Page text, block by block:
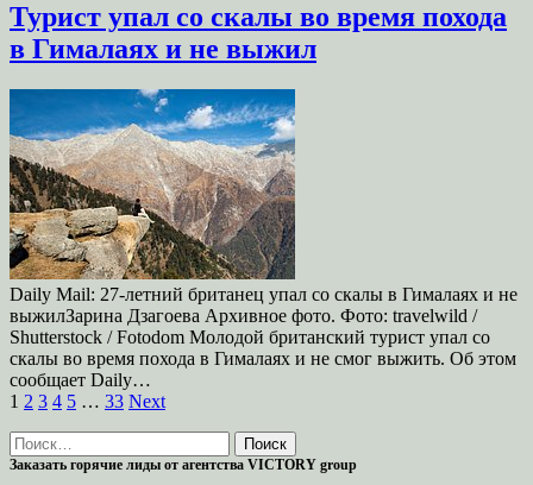
Турист упал со скалы во время похода
в Гималаях и не выжил
Daily Mail: 27-летний британец упал со скалы в Гималаях и не
выжилЗарина Дзагоева Архивное фото. Фото: travelwild /
Shutterstock / Fotodom Молодой британский турист упал со
скалы во время похода в Гималаях и не смог выжить. Об этом
сообщает Daily…
Пагинация
записей
1 2 3 4 5 … 33 Next
Найти:
Заказать горячие лиды от агентства VICTORY group